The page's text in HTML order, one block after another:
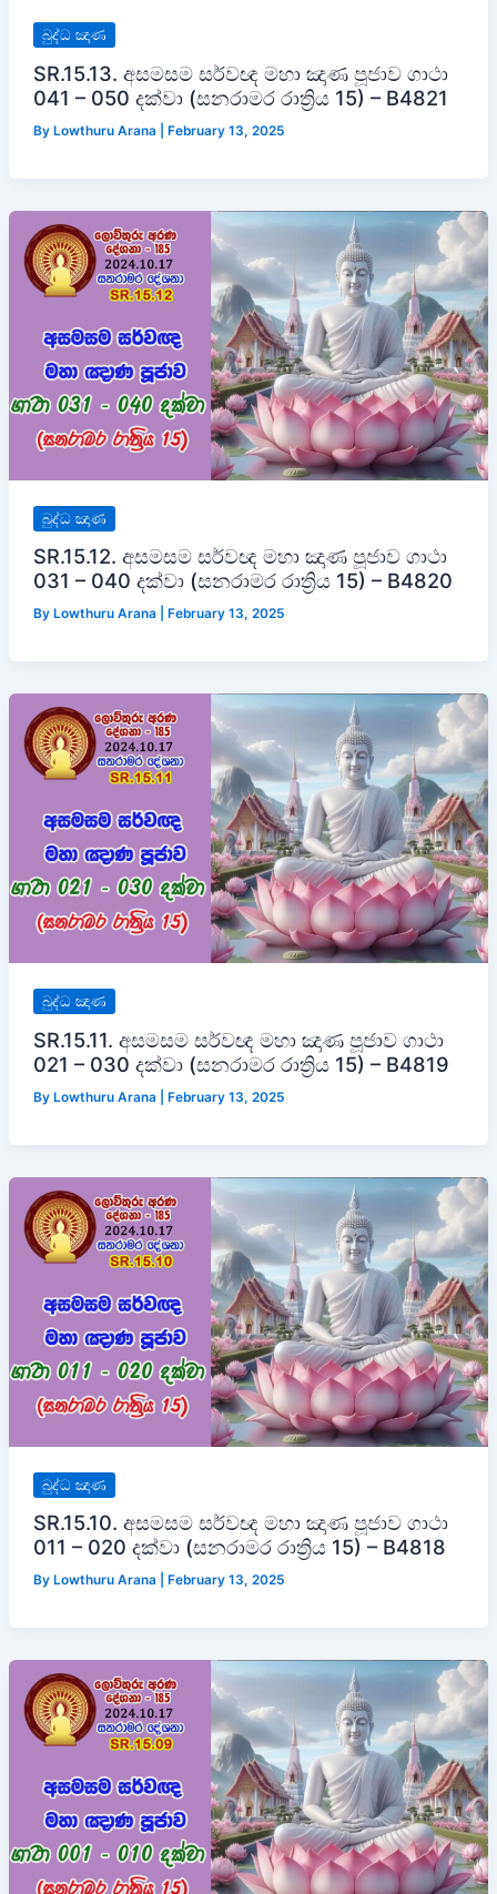
බුද්ධ ඤාණ
SR.15.13. අසමසම සර්වඥ මහා ඤාණ පූජාව ගාථා
041 – 050 දක්වා (සනරාමර රාත්‍රිය 15) – B4821
By Lowthuru Arana February 13, 2025
බුද්ධ ඤාණ
SR.15.12. අසමසම සර්වඥ මහා ඤාණ පූජාව ගාථා
031 – 040 දක්වා (සනරාමර රාත්‍රිය 15) – B4820
By Lowthuru Arana February 13, 2025
බුද්ධ ඤාණ
SR.15.11. අසමසම සර්වඥ මහා ඤාණ පූජාව ගාථා
021 – 030 දක්වා (සනරාමර රාත්‍රිය 15) – B4819
By Lowthuru Arana February 13, 2025
බුද්ධ ඤාණ
SR.15.10. අසමසම සර්වඥ මහා ඤාණ පූජාව ගාථා
011 – 020 දක්වා (සනරාමර රාත්‍රිය 15) – B4818
By Lowthuru Arana February 13, 2025